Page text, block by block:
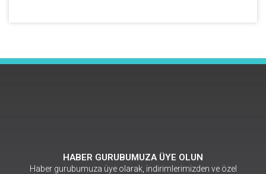
HABER GURUBUMUZA ÜYE OLUN
Haber gurubumuza üye olarak, indirimlerimizden ve özel